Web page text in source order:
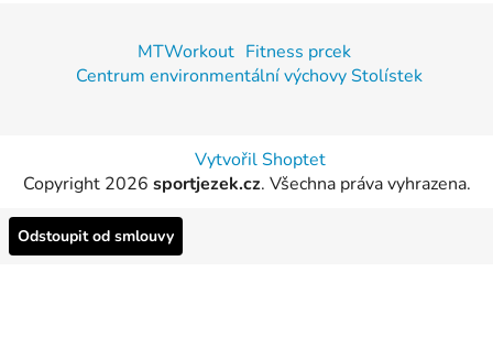
MTWorkout Fitness prcek
Centrum environmentální výchovy Stolístek
Vytvořil Shoptet
Copyright 2026 sportjezek.cz. Všechna práva vyhrazena.
Odstoupit od smlouvy